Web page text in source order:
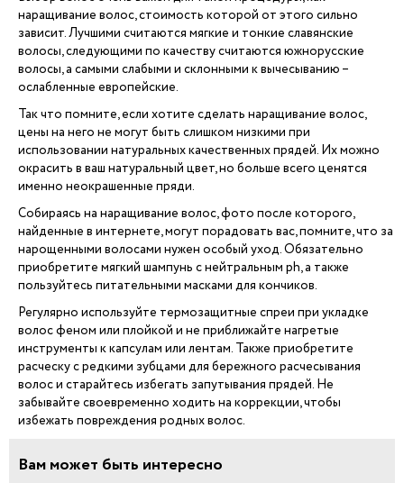
наращивание волос, стоимость которой от этого сильно
зависит. Лучшими считаются мягкие и тонкие славянские
волосы, следующими по качеству считаются южнорусские
волосы, а самыми слабыми и склонными к вычесыванию –
ослабленные европейские.
Так что помните, если хотите сделать наращивание волос,
цены на него не могут быть слишком низкими при
использовании натуральных качественных прядей. Их можно
окрасить в ваш натуральный цвет, но больше всего ценятся
именно неокрашенные пряди.
Собираясь на наращивание волос, фото после которого,
найденные в интернете, могут порадовать вас, помните, что за
нарощенными волосами нужен особый уход. Обязательно
приобретите мягкий шампунь с нейтральным ph, а также
пользуйтесь питательными масками для кончиков.
Регулярно используйте термозащитные спреи при укладке
волос феном или плойкой и не приближайте нагретые
инструменты к капсулам или лентам. Также приобретите
расческу с редкими зубцами для бережного расчесывания
волос и старайтесь избегать запутывания прядей. Не
забывайте своевременно ходить на коррекции, чтобы
избежать повреждения родных волос.
Вам может быть интересно